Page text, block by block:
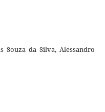
Souza da Silva, Alessandro